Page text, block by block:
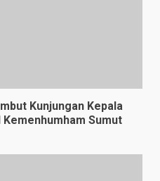
Kunjungan Kepala
Sumut